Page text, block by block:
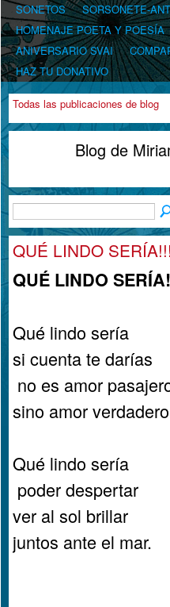
SONETOS
SORSONETE-
HOMENAJE POETA Y POESÍA
ANIVERSARIO SVAI
HAZ TU DONATIVO
Todas las publicaciones de blog
Blog de
QUÉ LINDO
QUÉ LINDO
Qué lindo sería
si cuenta te darías
no es amor
sino amor
Qué lindo sería
poder despertar
ver al sol brillar
juntos ante el mar.